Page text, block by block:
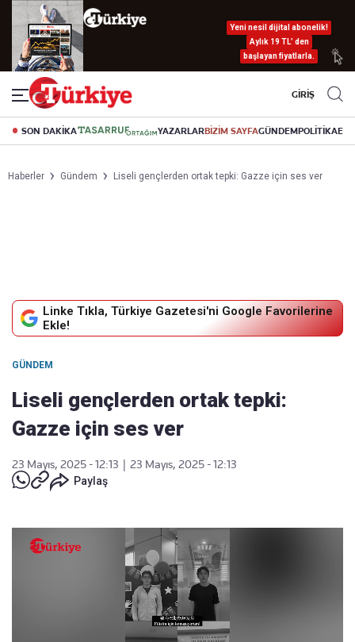
Yeni nesil dijital abonelik!
Aylık 19 TL’ den
başlayan fiyatlarla.
GİRİŞ
SON DAKİKA YAZARLARBİZİM SAYFAGÜNDEMPOLİTİKA
Haberler Gündem Liseli gençlerden ortak tepki: Gazze için ses ver
Linke Tıkla, Türkiye Gazetesi'ni Google Favorilerine
Ekle!
GÜNDEM
Liseli gençlerden ortak tepki:
Gazze için ses ver
23 Mayıs, 2025 - 12:13
23 Mayıs, 2025 - 12:13
Paylaş